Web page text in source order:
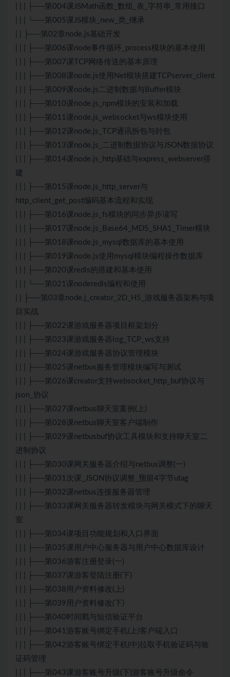
| | | ├──第004课JSMath函数_数组_表_字符串_常用接口
| | | └──第005课JS模块_new_类_继承
| | ├──第02章node.js基础开发
| | | ├──第006课node事件循环_process模块的基本使用
| | | ├──第007课TCP网络传送的基本原理
| | | ├──第008课node.js使用Net模块搭建TCPserver_client
| | | ├──第009课node.js二进制数据与Buffer模块
| | | ├──第010课node.js_npm模块的安装和加载
| | | ├──第011课node.js_websocket与ws模块使用
| | | ├──第012课node.js_TCP通讯拆包与封包
| | | ├──第013课node.js_二进制数据协议与JSON数据协议
| | | ├──第014课node.js_http基础与express_webserver搭
建
| | | ├──第015课node.js_http_server与
http_client_get_post编码基本流程和实现
| | | ├──第016课node.js_fs模块的同步异步读写
| | | ├──第017课node.js_Base64_MD5_SHA1_Timer模块
| | | ├──第018课node.js_mysql数据库的基本使用
| | | ├──第019课node.js使用mysql模块编程操作数据库
| | | ├──第020课redis的搭建和基本使用
| | | └──第021课noderedis编程和使用
| | ├──第03章node.j_creator_2D_H5_游戏服务器架构与项
目实战
| | | ├──第022课游戏服务器项目框架划分
| | | ├──第023课游戏服务器log_TCP_ws支持
| | | ├──第024课游戏服务器协议管理模块
| | | ├──第025课netbus服务管理模块编写与测试
| | | ├──第026课creator支持websocket_http_buf协议与
json_协议
| | | ├──第027课netbus聊天室案例(上)
| | | ├──第028课netbus聊天室客户端制作
| | | ├──第029课netbusbuf协议工具模块和支持聊天室二
进制协议
| | | ├──第030课网关服务器介绍与netbus调整(一)
| | | ├──第031次课_JSON协议调整_预留4字节utag
| | | ├──第032课netbus连接服务器管理
| | | ├──第033课网关服务器转发模块与网关模式下的聊天
室
| | | ├──第034课项目功能规划和入口界面
| | | ├──第035课用户中心服务器与用户中心数据库设计
| | | ├──第036游客注册登录(一)
| | | ├──第037课游客登陆注册(下)
| | | ├──第038用户资料修改(上)
| | | ├──第039用户资料修改(下)
| | | ├──第040时间戳与短信验证平台
| | | ├──第041游客账号绑定手机(上)客户端入口
| | | ├──第042游客账号绑定手机(中)拉取手机验证码与验
证码管理
| | | ├──第043课游客账号升级(下)游客账号升级命令